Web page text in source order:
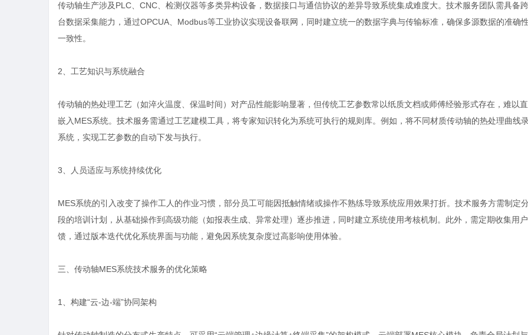
传动轴生产涉及PLC、CNC、检测仪器等多类异构设备，数据接口与通信协议的差异导致系统集成难度大。技术服务团队需具备
台数据采集能力，通过OPCUA、Modbus等工业协议实现设备联网，同时建立统一的数据字典与传输标准，确保多源数据的准确
一致性。
2、工艺知识与系统融合
传动轴的热处理工艺（如淬火温度、保温时间）对产品性能影响显著，但传统工艺参数常以纸质文档或师傅经验形式存在，难以
嵌入MES系统。技术服务需通过工艺建模工具，将专家知识转化为系统可执行的规则库。例如，将不同材质传动轴的热处理曲线
系统，实现工艺参数的自动下发与执行。
3、人员适应与系统持续优化
MES系统的引入改变了操作工人的作业习惯，部分员工可能因抵触情绪或操作不熟练导致系统应用效果打折。技术服务方需制定
段的培训计划，从基础操作到高级功能（如报表生成、异常处理）逐步推进，同时建立系统使用考核机制。此外，需定期收集用
馈，通过版本迭代优化系统界面与功能，避免因系统复杂度过高影响使用体验。
三、传动轴MES系统技术服务的优化策略
1、构建“云-边-端”协同架构